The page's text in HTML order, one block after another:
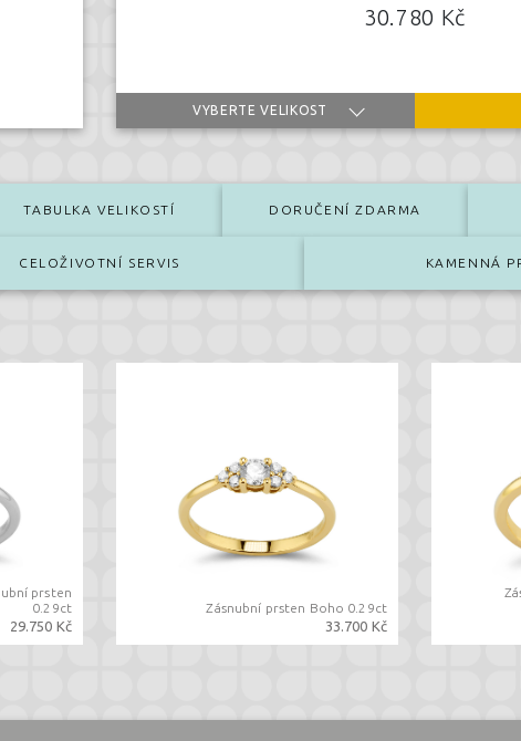
30.780 Kč
VYBERTE VELIKOST
TABULKA VELIKOSTÍ DORUČENÍ ZDARMA
CELOŽIVOTNÍ SERVIS KAMENNÁ
prsten
0.29ct
29.750 Kč
Zásnubní prsten Boho 0.29ct
33.700 Kč